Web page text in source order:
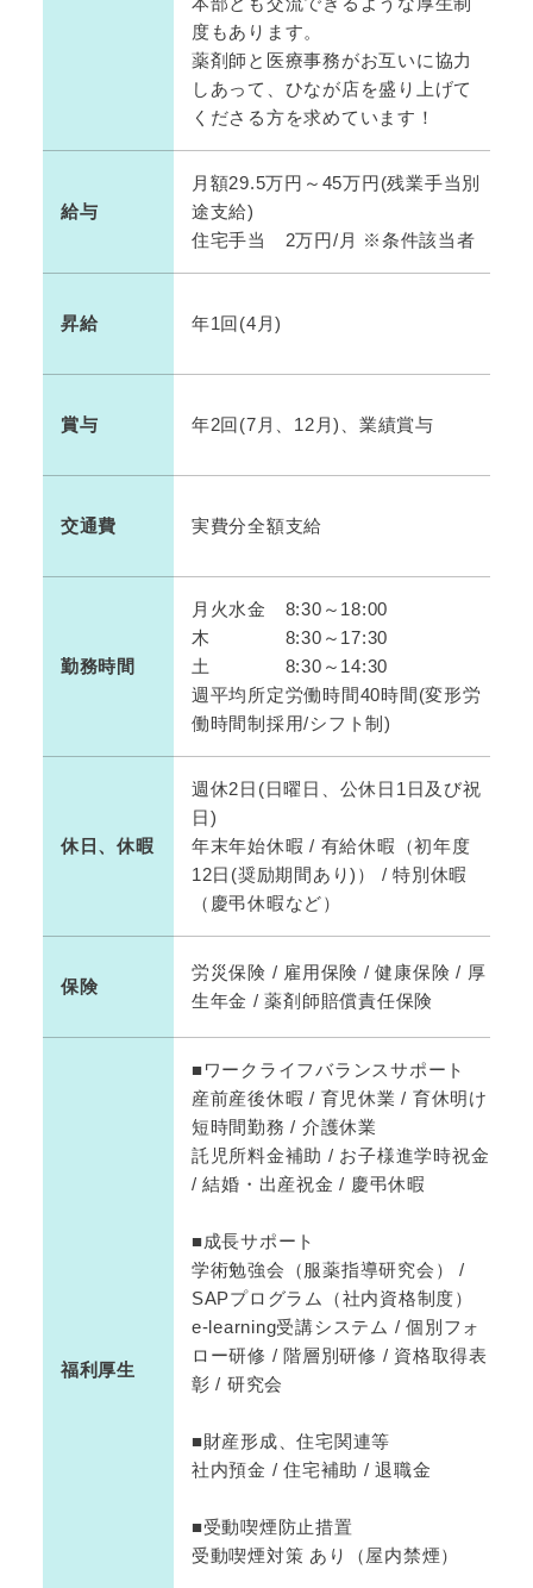
度もあります。
薬剤師と医療事務がお互いに協力
しあって、ひなが店を盛り上げて
くださる方を求めています！
給与
月額29.5万円～45万円(残業手当別
途支給)
住宅手当 2万円/月 ※条件該当者
昇給 年1回(4月)
賞与 年2回(7月、12月)、業績賞与
交通費 実費分全額支給
勤務時間
月火水金 8:30～18:00
木 8:30～17:30
土 8:30～14:30
週平均所定労働時間40時間(変形労
働時間制採用/シフト制)
休日、休暇
週休2日(日曜日、公休日1日及び祝
日)
年末年始休暇 / 有給休暇（初年度
12日(奨励期間あり)） / 特別休暇
（慶弔休暇など）
保険
労災保険 / 雇用保険 / 健康保険 / 厚
生年金 / 薬剤師賠償責任保険
福利厚生
■ワークライフバランスサポート
産前産後休暇 / 育児休業 / 育休明け
短時間勤務 / 介護休業
託児所料金補助 / お子様進学時祝金
/ 結婚・出産祝金 / 慶弔休暇
■成長サポート
学術勉強会（服薬指導研究会） /
SAPプログラム（社内資格制度）
e-learning受講システム / 個別フォ
ロー研修 / 階層別研修 / 資格取得表
彰 / 研究会
■財産形成、住宅関連等
社内預金 / 住宅補助 / 退職金
■受動喫煙防止措置
受動喫煙対策 あり（屋内禁煙）